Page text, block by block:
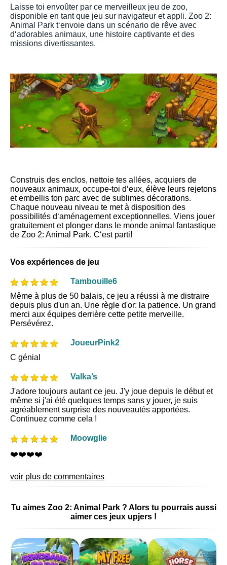
FAQ
Laisse toi envoûter par ce merveilleux jeu de zoo,
disponible en tant que jeu sur navigateur et appli. Zoo 2:
Animal Park t‘envoie dans un scénario de rêve avec
d‘adorables animaux, une histoire captivante et des
missions divertissantes.
Construis des enclos, nettoie tes allées, acquiers de
nouveaux animaux, occupe-toi d‘eux, élève leurs rejetons
et embellis ton parc avec de sublimes décorations.
Chaque nouveau niveau te met à disposition des
possibilités d‘aménagement exceptionnelles. Viens jouer
gratuitement et plonger dans le monde animal fantastique
de Zoo 2: Animal Park. C‘est parti!
Vos expériences de jeu
Tambouille6
Même à plus de 50 balais, ce jeu a réussi à me distraire
depuis plus d'un an. Une règle d'or: la patience. Un grand
merci aux équipes derrière cette petite merveille.
Persévérez.
JoueurPink2
C génial
Valka’s
J'adore toujours autant ce jeu. J'y joue depuis le début et
même si j'ai été quelques temps sans y jouer, je suis
agréablement surprise des nouveautés apportées.
Continuez comme cela !
Moowglie
❤️❤️❤️❤️
voir plus de commentaires
Tu aimes Zoo 2: Animal Park ? Alors tu pourrais aussi
aimer ces jeux upjers !